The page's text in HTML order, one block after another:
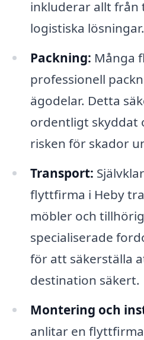
inkluderar allt från
logistiska lösningar.
Packning: Många
professionell
ägodelar. Detta
ordentligt skyddat
risken för skador
Transport:
flyttfirma i Heby
möbler och
specialiserade
för att säkerställa
destination säkert.
Montering och
anlitar en